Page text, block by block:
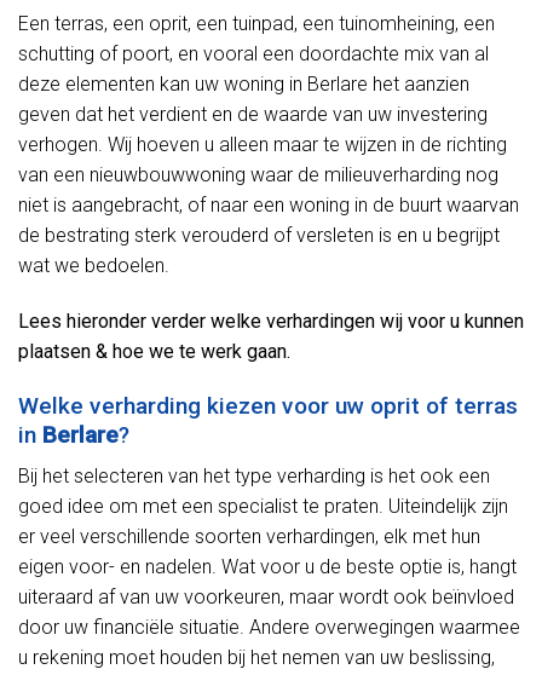
Een terras, een oprit, een tuinpad, een tuinomheining, een
schutting of poort, en vooral een doordachte mix van al
deze elementen kan uw woning in Berlare het aanzien
geven dat het verdient en de waarde van uw investering
verhogen. Wij hoeven u alleen maar te wijzen in de richting
van een nieuwbouwwoning waar de milieuverharding nog
niet is aangebracht, of naar een woning in de buurt waarvan
de bestrating sterk verouderd of versleten is en u begrijpt
wat we bedoelen.
Lees hieronder verder welke verhardingen wij voor u kunnen
plaatsen & hoe we te werk gaan.
Welke verharding kiezen voor uw oprit of terras
in Berlare?
Bij het selecteren van het type verharding is het ook een
goed idee om met een specialist te praten. Uiteindelijk zijn
er veel verschillende soorten verhardingen, elk met hun
eigen voor- en nadelen. Wat voor u de beste optie is, hangt
uiteraard af van uw voorkeuren, maar wordt ook beïnvloed
door uw financiële situatie. Andere overwegingen waarmee
u rekening moet houden bij het nemen van uw beslissing,